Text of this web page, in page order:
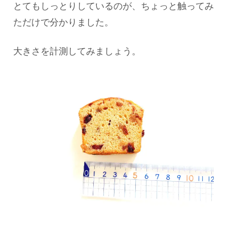
とてもしっとりしているのが、ちょっと触ってみ
ただけで分かりました。
大きさを計測してみましょう。